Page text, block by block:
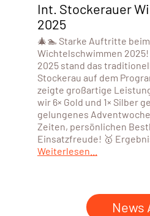
Int. Stockerauer
2025
🎄🏊 Starke Auftritte
Wichtelschwimmen 2025!
2025 stand das
Stockerau auf dem
zeigte großartige
wir 6× Gold und 1× Silber
gelungenes
Zeiten, persönlichen
Einsatzfreude! 🥇
Weiterlesen...
News